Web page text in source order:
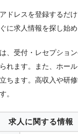
ドレスを登録するだ
に求人情報を探し始め
、受付・レセプショ
れます。また、ホー
ちます。高収入や研
。
求人に関する情報